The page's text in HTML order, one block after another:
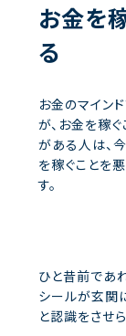
お金を
る
お金のマイン
が、お金を稼
がある人は、
を稼ぐことを
す。
ひと昔前であ
シールが玄関
と認識をさせ